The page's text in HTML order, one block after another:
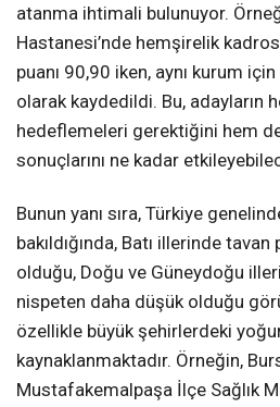
atanma ihtimali bulunuyor.
Hastanesi’nde hemşirelik
puanı 90,90 iken, aynı kurum
olarak kaydedildi. Bu, adayların
hedeflemeleri gerektiğini hem
sonuçlarını ne kadar
Bunun yanı sıra, Türkiye
bakıldığında, Batı illerinde
olduğu, Doğu ve Güneydoğu
nispeten daha düşük olduğu
özellikle büyük şehirlerdeki
kaynaklanmaktadır. Örneğin,
Mustafakemalpaşa İlçe Sağlık